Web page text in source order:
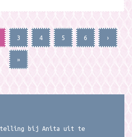
3 4 5 6 ›
»
bij Anita uit te